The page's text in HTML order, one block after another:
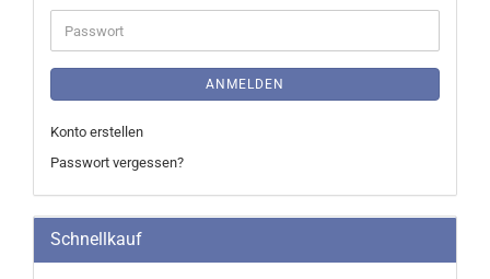
Adresse
Passwort
ANMELDEN
Konto erstellen
Passwort vergessen?
Schnellkauf